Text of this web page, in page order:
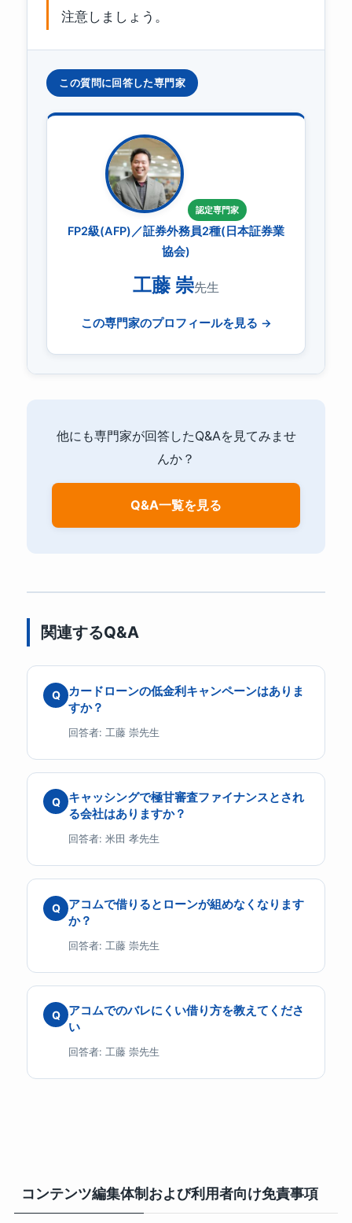
注意しましょう。
この質問に回答した専門家
認定専門家
FP2級(AFP)／証券外務員2種(日本証券業
協会)
工藤 崇先生
この専門家のプロフィールを見る →
他にも専門家が回答したQ&Aを見てみませ
んか？
Q&A一覧を見る
関連するQ&A
Q
カードローンの低金利キャンペーンはありま
すか？
回答者: 工藤 崇先生
Q
キャッシングで極甘審査ファイナンスとされ
る会社はありますか？
回答者: 米田 孝先生
Q
アコムで借りるとローンが組めなくなります
か？
回答者: 工藤 崇先生
Q
アコムでのバレにくい借り方を教えてくださ
い
回答者: 工藤 崇先生
コンテンツ編集体制および利用者向け免責事項